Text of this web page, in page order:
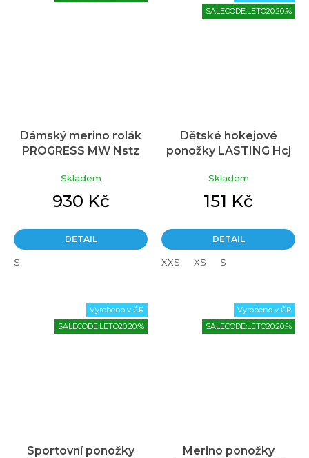
Dámský merino rolák
PROGRESS MW Nstz
Průměrné
produktu
5,0
5
hvězdiček.
Skladem
930 Kč
DETAIL
S
SALECODE:LETO20:20:%
Dětské hokejové
ponožky LASTING Hcj
Skladem
151 Kč
DETAIL
XXS XS S
Vyrobeno v ČR
SALECODE:LETO20:20:%
Sportovní ponožky
Vyrobeno v ČR
SALECODE:LETO20:20:%
Merino ponožky